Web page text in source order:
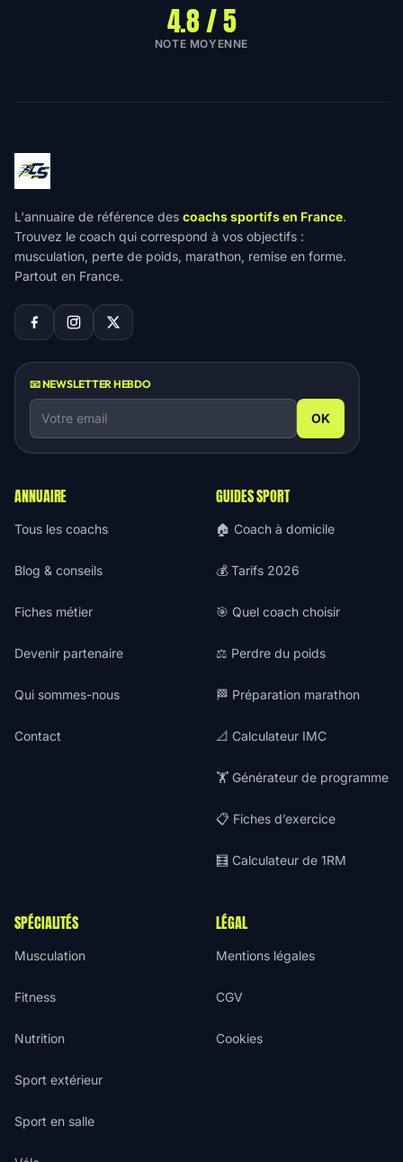
4.8 / 5
NOTE MOYENNE
L'annuaire de référence des coachs sportifs en France.
Trouvez le coach qui correspond à vos objectifs :
musculation, perte de poids, marathon, remise en forme.
Partout en France.
📧 NEWSLETTER HEBDO
OK
ANNUAIRE
Tous les coachs
Blog & conseils
Fiches métier
Devenir partenaire
Qui sommes-nous
Contact
GUIDES SPORT
🏠 Coach à domicile
💰 Tarifs 2026
🎯 Quel coach choisir
⚖️ Perdre du poids
🏁 Préparation marathon
📐 Calculateur IMC
🏋️ Générateur de programme
📋 Fiches d’exercice
🧮 Calculateur de 1RM
SPÉCIALITÉS
Musculation
Fitness
Nutrition
Sport extérieur
Sport en salle
LÉGAL
Mentions légales
CGV
Cookies